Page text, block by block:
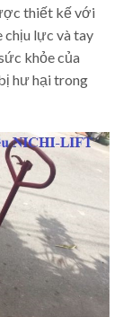
thiết kế với
chịu lực và tay
khỏe của
hư hại trong